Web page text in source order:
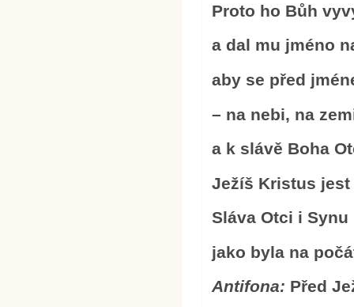
Proto ho Bůh
a dal mu jméno
aby se před
– na nebi, na
a k slávě Boha
Ježíš Kristus jest
Sláva Otci i
jako byla na
Antifona: Před